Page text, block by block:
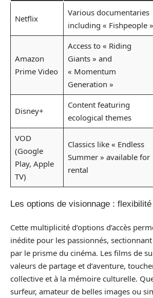
Netflix
Various documentaries
including « Fishpeople »
Amazon
Prime Video
Access to « Riding
Giants » and
« Momentum
Generation »
Disney+
Content featuring
ecological themes
VOD
(Google
Play, Apple
TV)
Classics like « Endless
Summer » available for
rental
Les options de visionnage :
Cette multiplicité d’options d’accès
inédite pour les passionnés,
par le prisme du cinéma. Les films de
valeurs de partage et d’aventure,
collective et à la mémoire culturelle.
surfeur, amateur de belles images ou